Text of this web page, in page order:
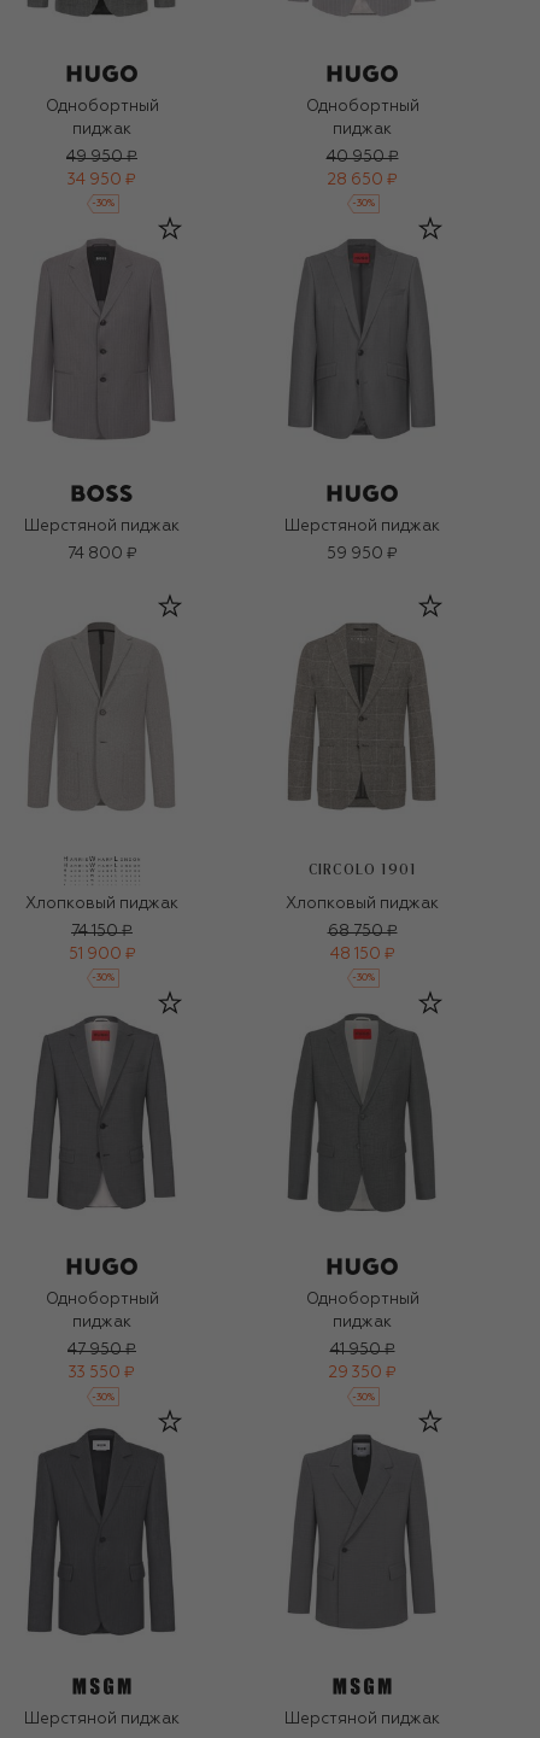
Однобортный
пиджак
49 950 ₽
34 950 ₽
-30%
Однобортный
пиджак
40 950 ₽
28 650 ₽
-30%
Шерстяной пиджак
74 800 ₽
Шерстяной пиджак
59 950 ₽
Хлопковый пиджак
74 150 ₽
51 900 ₽
-30%
CIRCOLO 1901
Хлопковый пиджак
68 750 ₽
48 150 ₽
-30%
Однобортный
пиджак
47 950 ₽
33 550 ₽
-30%
Однобортный
пиджак
41 950 ₽
29 350 ₽
-30%
Шерстяной пиджак
Шерстяной пиджак